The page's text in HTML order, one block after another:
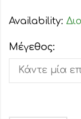
Availability:
Μέγεθος: